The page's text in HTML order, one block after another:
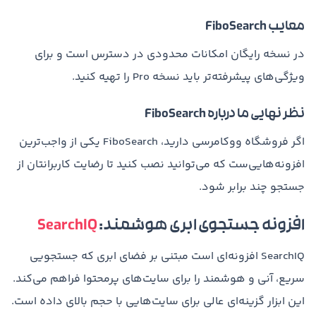
معایب FiboSearch
در نسخه رایگان امکانات محدودی در دسترس است و برای
ویژگی‌های پیشرفته‌تر باید نسخه Pro را تهیه کنید.
نظر نهایی ما درباره FiboSearch
اگر فروشگاه ووکامرسی دارید، FiboSearch یکی از واجب‌ترین
افزونه‌هایی‌ست که می‌توانید نصب کنید تا رضایت کاربرانتان از
جستجو چند برابر شود.
افزونه جستجوی ابری هوشمند:SearchIQ
SearchIQ افزونه‌ای است مبتنی بر فضای ابری که جستجویی
سریع، آنی و هوشمند را برای سایت‌های پرمحتوا فراهم می‌کند.
این ابزار گزینه‌ای عالی برای سایت‌هایی با حجم بالای داده است.